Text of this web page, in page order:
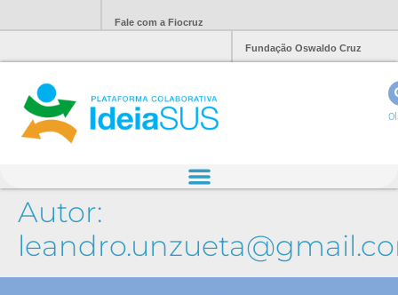
Fale com a Fiocruz
Fundação Oswaldo Cruz
Autor: